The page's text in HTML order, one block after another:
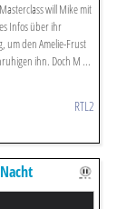
will Mike mit
Infos über ihr
um den Amelie-Frust
ihn. Doch M ...
RTL2